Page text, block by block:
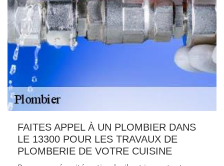
FAITES APPEL À UN PLOMBIER DANS
LE 13300 POUR LES TRAVAUX DE
PLOMBERIE DE VOTRE CUISINE